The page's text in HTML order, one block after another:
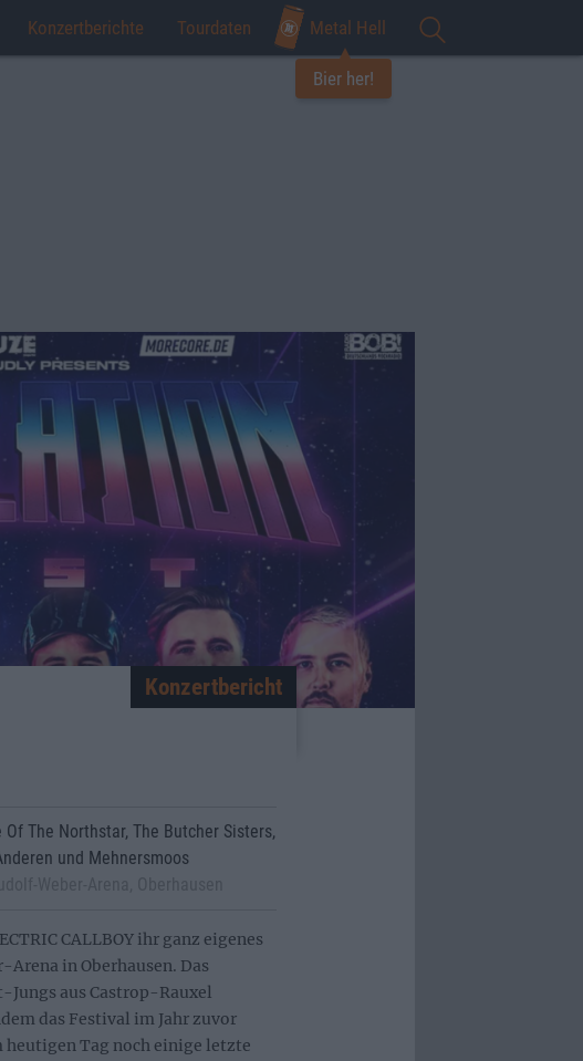
Konzertberichte Tourdaten Metal Hell
Bier her!
Konzertbericht
The Northstar, The Butcher Sisters,
und Mehnersmoos
CALLBOY ihr ganz eigenes
in Oberhausen. Das
aus Castrop-Rauxel
das Festival im Jahr zuvor
Tag noch einige letzte